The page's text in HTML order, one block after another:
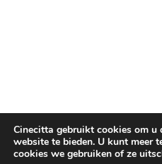
Cinecitta gebruikt cookies om u
website te bieden. U kunt meer
cookies we gebruiken of ze